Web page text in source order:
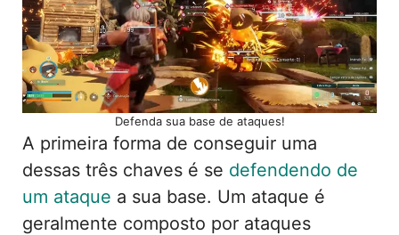
Defenda sua base de ataques!
A primeira forma de conseguir uma
dessas três chaves é se defendendo de
um ataque a sua base. Um ataque é
geralmente composto por ataques